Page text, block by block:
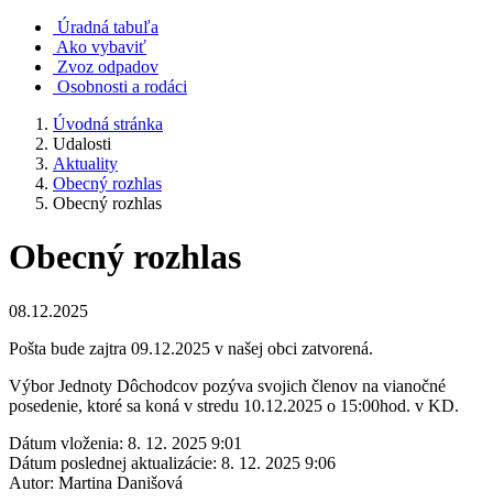
Úradná tabuľa
Ako vybaviť
Zvoz odpadov
Osobnosti a rodáci
Úvodná stránka
Udalosti
Aktuality
Obecný rozhlas
Obecný rozhlas
Obecný rozhlas
08.12.2025
Pošta bude zajtra 09.12.2025 v našej obci zatvorená.
Výbor Jednoty Dôchodcov pozýva svojich členov na vianočné
posedenie, ktoré sa koná v stredu 10.12.2025 o 15:00hod. v KD.
Dátum vloženia: 8. 12. 2025 9:01
Dátum poslednej aktualizácie: 8. 12. 2025 9:06
Autor: Martina Danišová